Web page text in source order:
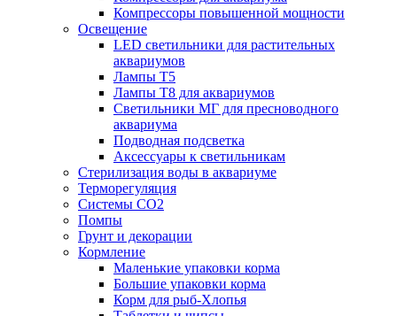
Компрессоры повышенной мощности
Освещение
LED светильники для растительных
аквариумов
Лампы Т5
Лампы Т8 для аквариумов
Светильники МГ для пресноводного
аквариума
Подводная подсветка
Аксессуары к светильникам
Стерилизация воды в аквариуме
Терморегуляция
Системы СО2
Помпы
Грунт и декорации
Кормление
Маленькие упаковки корма
Большие упаковки корма
Корм для рыб-Хлопья